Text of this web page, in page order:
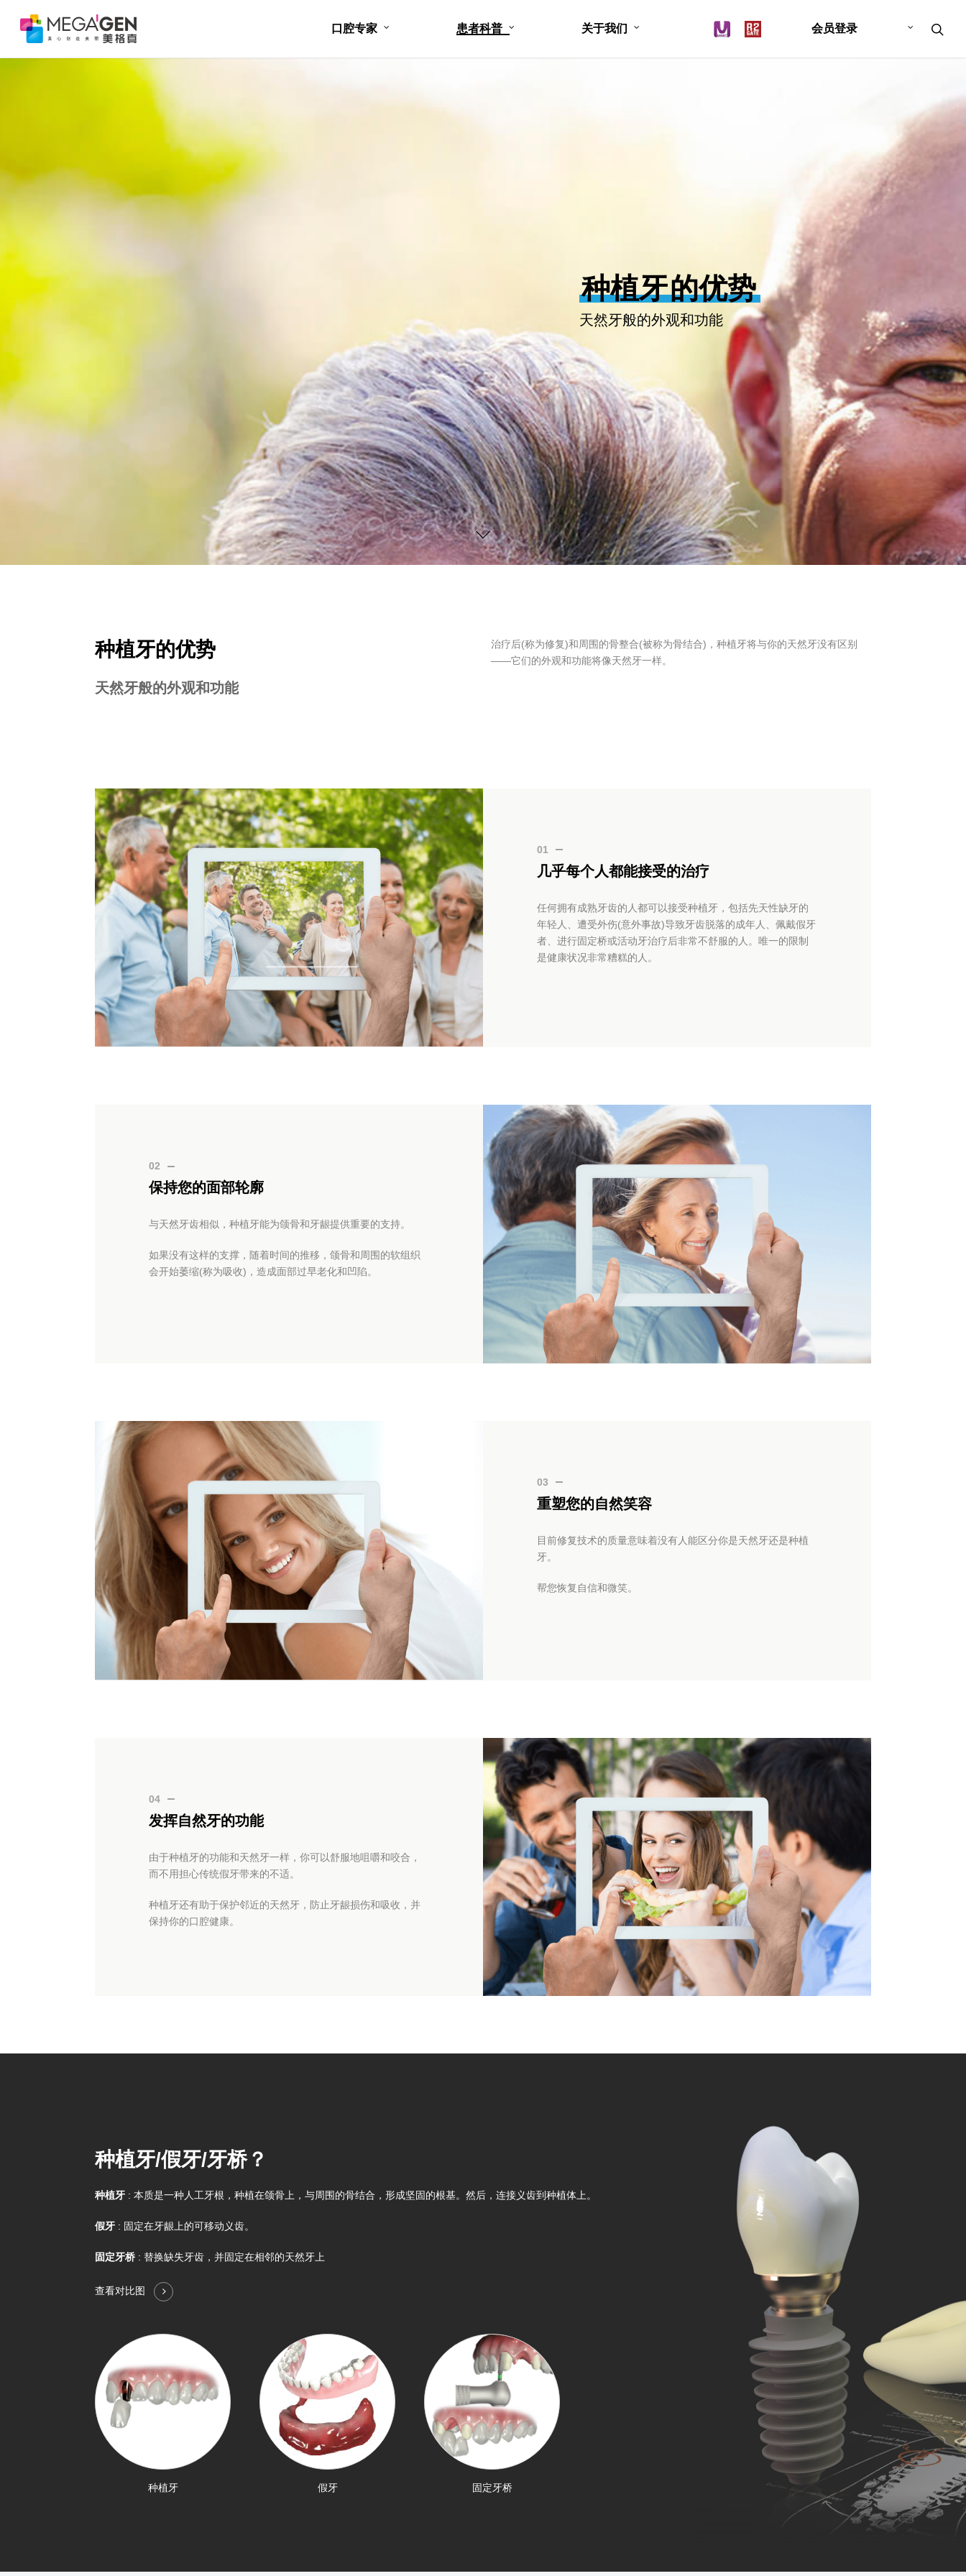
口腔专家 患者科普 关于我们 会员登录
种植牙的优势
天然牙般的外观和功能
种植牙的优势
天然牙般的外观和功能
治疗后(称为修复)和周围的骨整合(被称为骨结合)，种植牙将与你的天然牙没有区别
——它们的外观和功能将像天然牙一样。
01
几乎每个人都能接受的治疗
任何拥有成熟牙齿的人都可以接受种植牙，包括先天性缺牙的
年轻人、遭受外伤(意外事故)导致牙齿脱落的成年人、佩戴假牙
者、进行固定桥或活动牙治疗后非常不舒服的人。唯一的限制
是健康状况非常糟糕的人。
02
保持您的面部轮廓
与天然牙齿相似，种植牙能为颌骨和牙龈提供重要的支持。
如果没有这样的支撑，随着时间的推移，颌骨和周围的软组织
会开始萎缩(称为吸收)，造成面部过早老化和凹陷。
03
重塑您的自然笑容
目前修复技术的质量意味着没有人能区分你是天然牙还是种植
牙。
帮您恢复自信和微笑。
04
发挥自然牙的功能
由于种植牙的功能和天然牙一样，你可以舒服地咀嚼和咬合，
而不用担心传统假牙带来的不适。
种植牙还有助于保护邻近的天然牙，防止牙龈损伤和吸收，并
保持你的口腔健康。
种植牙/假牙/牙桥？
种植牙 : 本质是一种人工牙根，种植在颌骨上，与周围的骨结合，形成坚固的根基。然后，连接义齿到种植体上。
假牙 : 固定在牙龈上的可移动义齿。
固定牙桥 : 替换缺失牙齿，并固定在相邻的天然牙上
查看对比图
种植牙 假牙 固定牙桥